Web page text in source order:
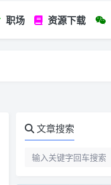
职场 资源下载
文章搜索